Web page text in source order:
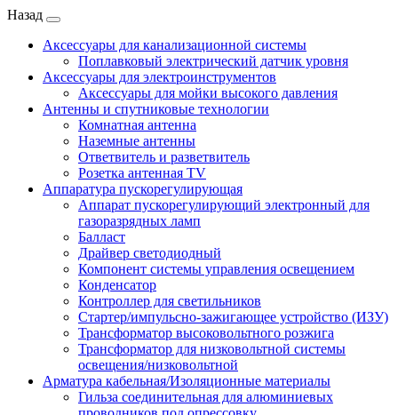
Назад
Аксессуары для канализационной системы
Поплавковый электрический датчик уровня
Аксессуары для электроинструментов
Аксессуары для мойки высокого давления
Антенны и спутниковые технологии
Комнатная антенна
Наземные антенны
Ответвитель и разветвитель
Розетка антенная TV
Аппаратура пускорегулирующая
Аппарат пускорегулирующий электронный для
газоразрядных ламп
Балласт
Драйвер светодиодный
Компонент системы управления освещением
Конденсатор
Контроллер для светильников
Стартер/импульсно-зажигающее устройство (ИЗУ)
Трансформатор высоковольтного розжига
Трансформатор для низковольтной системы
освещения/низковольтной
Арматура кабельная/Изоляционные материалы
Гильза соединительная для алюминиевых